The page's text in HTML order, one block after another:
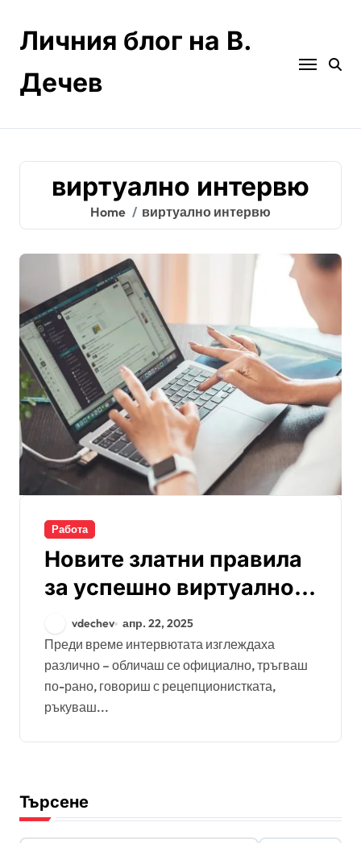
contentЛичния блог на В.
Дечев
виртуално интервю
Home виртуално интервю
Работа
Новите златни правила
за успешно виртуално
интервю
vdechev апр. 22, 2025
Преди време интервютата изглеждаха
различно – обличаш се официално, тръгваш
по-рано, говориш с рецепционистката,
ръкуваш...
Търсене